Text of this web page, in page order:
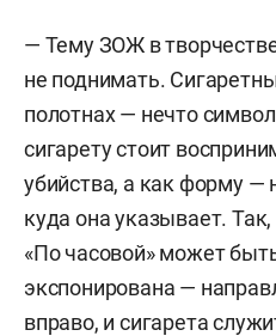
— Тему ЗОЖ в
не поднимать.
полотнах — нечто
сигарету стоит
убийства, а как форму —
куда она указывает.
«По часовой» может
экспонирована —
вправо, и сигарета